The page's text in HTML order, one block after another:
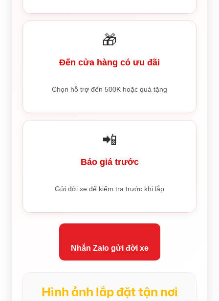
🎁
Đến cửa hàng có ưu đãi
Chọn hỗ trợ đến 500K hoặc quà tặng
📲
Báo giá trước
Gửi đời xe để kiểm tra trước khi lắp
Nhắn Zalo gửi đời xe
Hình ảnh lắp đặt tận nơi